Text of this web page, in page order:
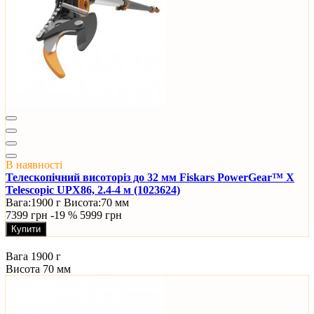
В наявності
Телескопічний висоторіз до 32 мм Fiskars PowerGear™ X
Telescopic UPX86, 2.4-4 м (1023624)
Вага:1900 г Висота:70 мм
7399 грн -19 % 5999 грн
Купити
Вага 1900 г
Висота 70 мм